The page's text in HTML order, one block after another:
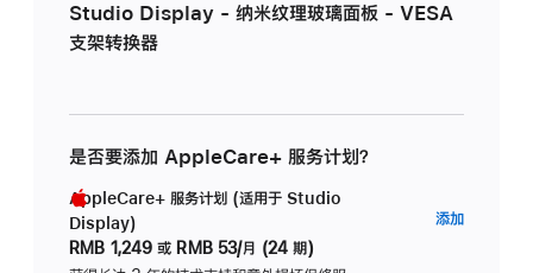
Studio Display - 纳米纹理玻璃面板 - VESA
支架转换器
是否要添加 AppleCare+ 服务计划？
AppleCare+ 服务计划 (适用于 Studio
Display)
RMB 1,249 或 RMB 53/月 (24 期)
添加